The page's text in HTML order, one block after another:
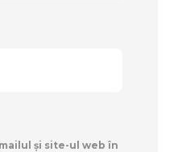
și site-ul web în